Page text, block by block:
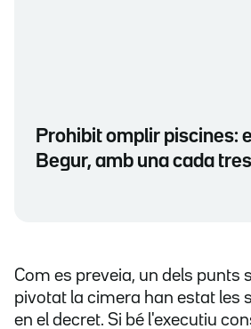
Prohibit omplir piscines:
Begur, amb una cada
Com es preveia, un dels punts
pivotat la cimera han estat les
en el decret. Si bé l'executiu